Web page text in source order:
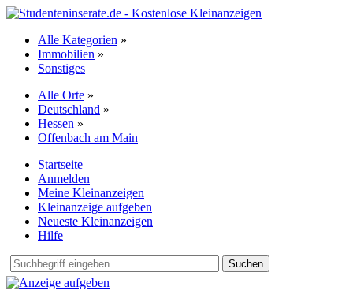
Alle Kategorien »
Immobilien »
Sonstiges
Alle Orte »
Deutschland »
Hessen »
Offenbach am Main
Startseite
Anmelden
Meine Kleinanzeigen
Kleinanzeige aufgeben
Neueste Kleinanzeigen
Hilfe
Suchen